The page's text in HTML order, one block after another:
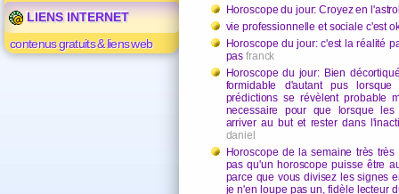
LIENS INTERNET
contenus gratuits & liens web
Horoscope du jour: Croyez en
vie professionnelle et sociale c'est
Horoscope du jour: c'est la réalité
pasfranck
Horoscope du jour: Bien
formidable d'autant pus
prédictions se révèlent probable
necessaire pour que lorsque
arriver au but et rester dans
daniel
Horoscope de la semaine très
pas qu'un horoscope puisse être
parce que vous divisez les signes
je n'en loupe pas un, fidèle lecteur